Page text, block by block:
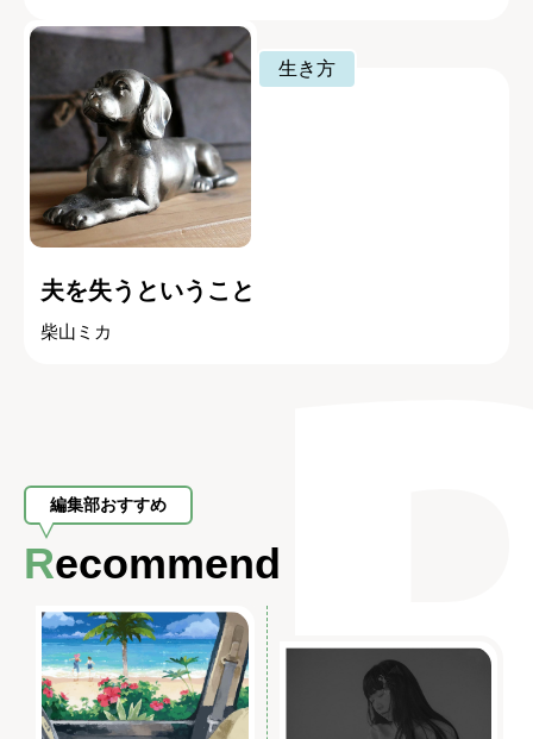
生き方
夫を失うということ
柴山ミカ
編集部おすすめ
Recommend